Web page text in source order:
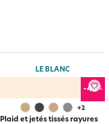
LE BLANC
-45%
+2
Plaid et jetés tissés rayures